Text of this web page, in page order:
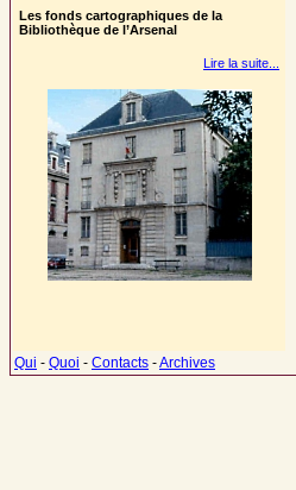
Les fonds cartographiques de la
Bibliothèque de l’Arsenal
Lire la suite...
Qui - Quoi - Contacts -Archives